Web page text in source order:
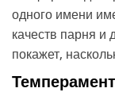
одного имени
качеств парня
покажет,
Темперамент